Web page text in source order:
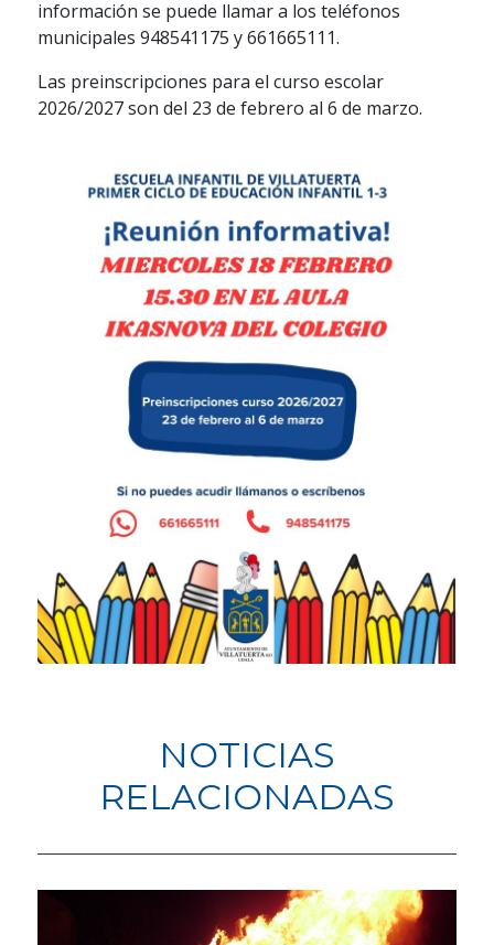
información se puede llamar a los teléfonos
municipales 948541175 y 661665111.
Las preinscripciones para el curso escolar
2026/2027 son del 23 de febrero al 6 de marzo.
NOTICIAS
RELACIONADAS